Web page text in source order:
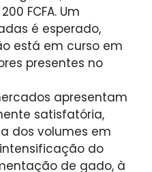
FCFA. Um
é esperado,
está em curso em
presentes no
apresentam
satisfatória,
dos volumes em
do
de gado, à